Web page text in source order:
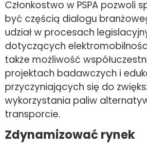
Członkostwo w PSPA pozwoli
być częścią dialogu
udział w procesach
dotyczących
także możliwość
projektach badawczych i
przyczyniających się do
wykorzystania paliw
transporcie.
Zdynamizować rynek